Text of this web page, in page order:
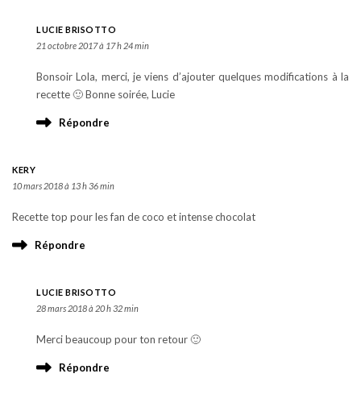
LUCIE BRISOTTO
21 octobre 2017 à 17 h 24 min
Bonsoir Lola, merci, je viens d’ajouter quelques modifications à la
recette 🙂 Bonne soirée, Lucie
Répondre
KERY
10 mars 2018 à 13 h 36 min
Recette top pour les fan de coco et intense chocolat
Répondre
LUCIE BRISOTTO
28 mars 2018 à 20 h 32 min
Merci beaucoup pour ton retour 🙂
Répondre